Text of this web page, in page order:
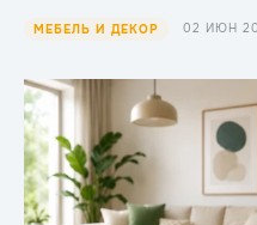
МЕБЕЛЬ И ДЕКОР 02 ИЮН